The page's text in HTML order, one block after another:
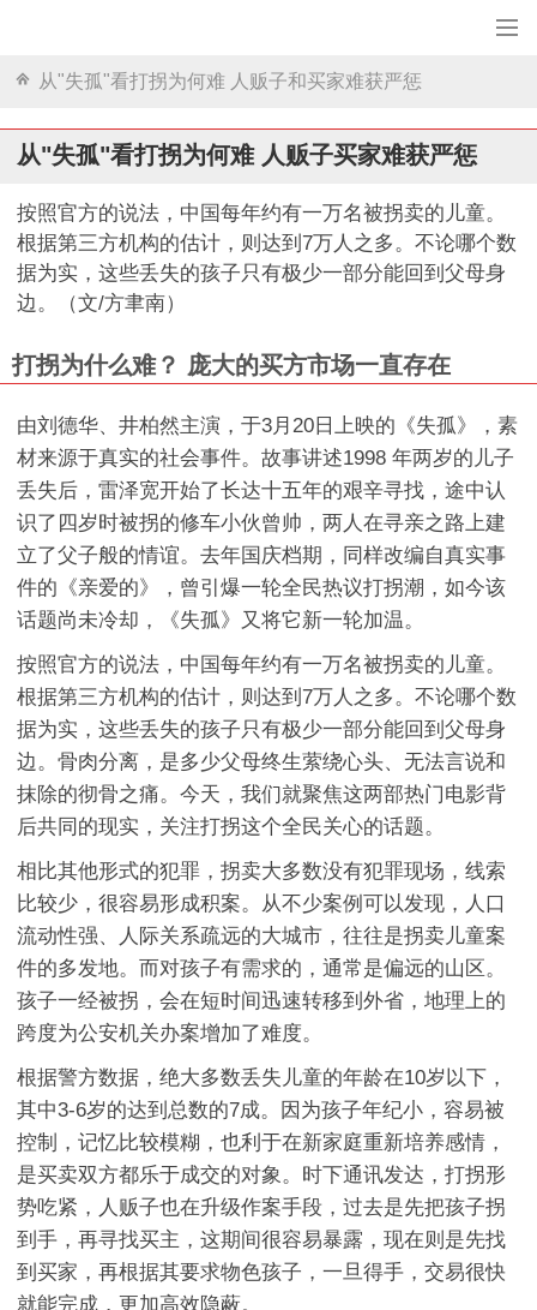
从"失孤"看打拐为何难 人贩子和买家难获严惩
从"失孤"看打拐为何难 人贩子买家难获严惩
按照官方的说法，中国每年约有一万名被拐卖的儿童。
根据第三方机构的估计，则达到7万人之多。不论哪个数
据为实，这些丢失的孩子只有极少一部分能回到父母身
边。（文/方聿南）
打拐为什么难？ 庞大的买方市场一直存在
由刘德华、井柏然主演，于3月20日上映的《失孤》，素
材来源于真实的社会事件。故事讲述1998 年两岁的儿子
丢失后，雷泽宽开始了长达十五年的艰辛寻找，途中认
识了四岁时被拐的修车小伙曾帅，两人在寻亲之路上建
立了父子般的情谊。去年国庆档期，同样改编自真实事
件的《亲爱的》，曾引爆一轮全民热议打拐潮，如今该
话题尚未冷却，《失孤》又将它新一轮加温。
按照官方的说法，中国每年约有一万名被拐卖的儿童。
根据第三方机构的估计，则达到7万人之多。不论哪个数
据为实，这些丢失的孩子只有极少一部分能回到父母身
边。骨肉分离，是多少父母终生萦绕心头、无法言说和
抹除的彻骨之痛。今天，我们就聚焦这两部热门电影背
后共同的现实，关注打拐这个全民关心的话题。
相比其他形式的犯罪，拐卖大多数没有犯罪现场，线索
比较少，很容易形成积案。从不少案例可以发现，人口
流动性强、人际关系疏远的大城市，往往是拐卖儿童案
件的多发地。而对孩子有需求的，通常是偏远的山区。
孩子一经被拐，会在短时间迅速转移到外省，地理上的
跨度为公安机关办案增加了难度。
根据警方数据，绝大多数丢失儿童的年龄在10岁以下，
其中3-6岁的达到总数的7成。因为孩子年纪小，容易被
控制，记忆比较模糊，也利于在新家庭重新培养感情，
是买卖双方都乐于成交的对象。时下通讯发达，打拐形
势吃紧，人贩子也在升级作案手段，过去是先把孩子拐
到手，再寻找买主，这期间很容易暴露，现在则是先找
到买家，再根据其要求物色孩子，一旦得手，交易很快
就能完成，更加高效隐蔽。